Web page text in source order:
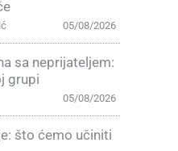
05/08/2026
sa neprijateljem:
grupi
05/08/2026
što ćemo učiniti